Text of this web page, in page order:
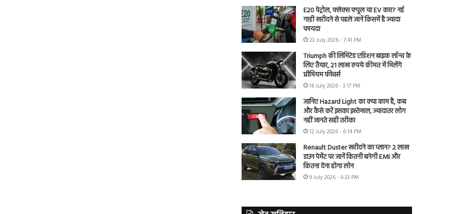
E20 पेट्रोल, फ्लेक्स फ्यूल या EV कार? नई
गाड़ी खरीदने से पहले जानें किसमें है ज्यादा
फायदा
23 July 2026 - 7:41 PM
Triumph की लिमिटेड एडिशन बाइक लॉन्च के
लिए तैयार, 21 लाख रुपये कीमत में मिलेंगे
प्रीमियम फीचर्स
16 July 2026 - 3:17 PM
जानिए Hazard Light का क्या काम है, कब
और कैसे करें इसका इस्तेमाल, ज्यादातर लोग
नहीं जानते सही तरीका
12 July 2026 - 6:14 PM
Renault Duster खरीदने का प्लान? 2 लाख
डाउन पेमेंट पर जानें कितनी बनेगी EMI और
कितना देना होगा लोन
9 July 2026 - 6:33 PM